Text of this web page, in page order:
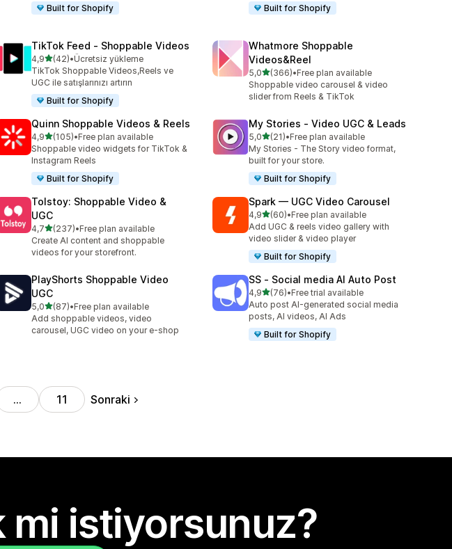
Built for Shopify
Built for Shopify
TikTok Feed ‑ Shoppable Videos
4,95 yıldız üzerinden
(42)
toplam 42 değerlendirme
•Ücretsiz yükleme
TikTok Shoppable Videos,Reels ve
UGC ile satışlarınızı artırın
Built for Shopify
Whatmore Shoppable
Videos&Reel
5,05 yıldız üzerinden
(366)
toplam 366 değerlendirme
•Free plan available
Shoppable video carousel & video
slider from Reels & TikTok
Quinn Shoppable Videos & Reels
4,95 yıldız üzerinden
(105)
toplam 105 değerlendirme
•Free plan available
Shoppable video widgets for TikTok &
Instagram Reels
Built for Shopify
My Stories ‑ Video UGC & Leads
5,05 yıldız üzerinden
(21)
toplam 21 değerlendirme
•Free plan available
My Stories - The Story video format,
built for your store.
Built for Shopify
Tolstoy: Shoppable Video &
UGC
4,75 yıldız üzerinden
(237)
toplam 237 değerlendirme
•Free plan available
Create AI content and shoppable
videos for your storefront.
Spark — UGC Video Carousel
4,95 yıldız üzerinden
(60)
toplam 60 değerlendirme
•Free plan available
Add UGC & reels video gallery with
video slider & video player
Built for Shopify
PlayShorts Shoppable Video
UGC
5,05 yıldız üzerinden
(87)
toplam 87 değerlendirme
•Free plan available
Add shoppable videos, video
carousel, UGC video on your e-shop
SS ‑ Social media AI Auto Post
4,95 yıldız üzerinden
(76)
toplam 76 değerlendirme
•Free trial available
Auto post AI-generated social media
posts, AI videos, AI Ads
Built for Shopify
… 11 Sonraki
mi istiyorsunuz?